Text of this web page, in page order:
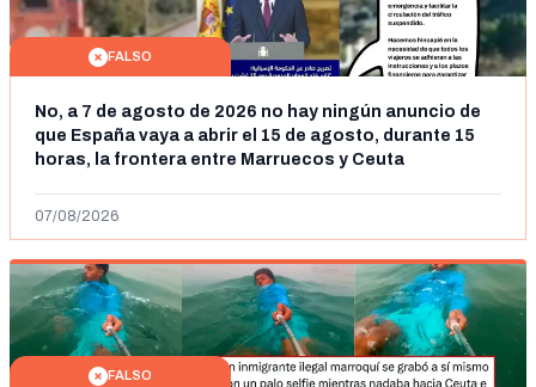
FALSO
No, a 7 de agosto de 2026 no hay ningún anuncio de
que España vaya a abrir el 15 de agosto, durante 15
horas, la frontera entre Marruecos y Ceuta
07/08/2026
FALSO